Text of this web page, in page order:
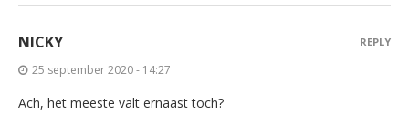
NICKY
25 september 2020 - 14:27
Ach, het meeste valt ernaast toch?
REPLY